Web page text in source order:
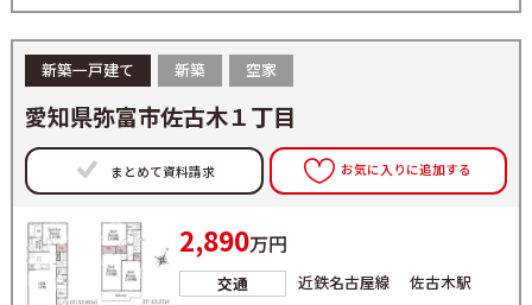
新築一戸建て 新築 空家
愛知県弥富市佐古木１丁目
まとめて資料請求 お気に入りに追加する
2,890万円
交通
近鉄名古屋線 佐古木駅